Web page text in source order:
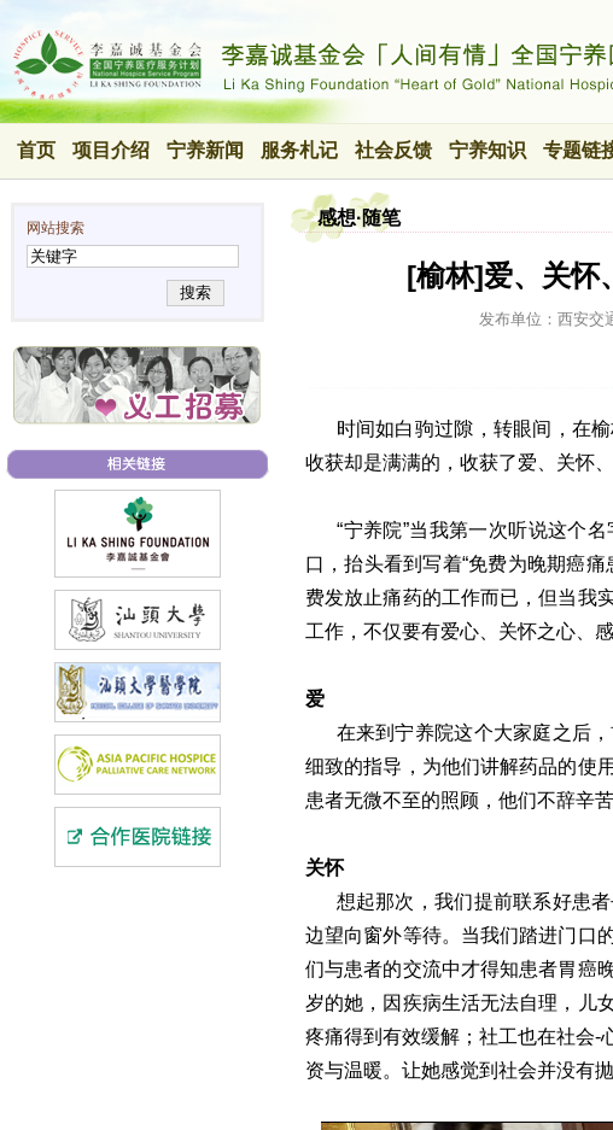
首页 项目介绍 宁养新闻 服务札记 社会反馈 宁养知识 专题链
网站搜索
搜索
感想·随笔
[榆林]爱、关怀
发布单位：西安交
时间如白驹过隙，转眼间，在
收获却是满满的，收获了爱、关怀
“宁养院”当我第一次听说这个
口，抬头看到写着“免费为晚期癌
费发放止痛药的工作而已，但当我
工作，不仅要有爱心、关怀之心、
爱
在来到宁养院这个大家庭之后
细致的指导，为他们讲解药品的使
患者无微不至的照顾，他们不辞辛
关怀
想起那次，我们提前联系好患
边望向窗外等待。当我们踏进门口
们与患者的交流中才得知患者胃癌
岁的她，因疾病生活无法自理，儿
疼痛得到有效缓解；社工也在社会-
资与温暖。让她感觉到社会并没有